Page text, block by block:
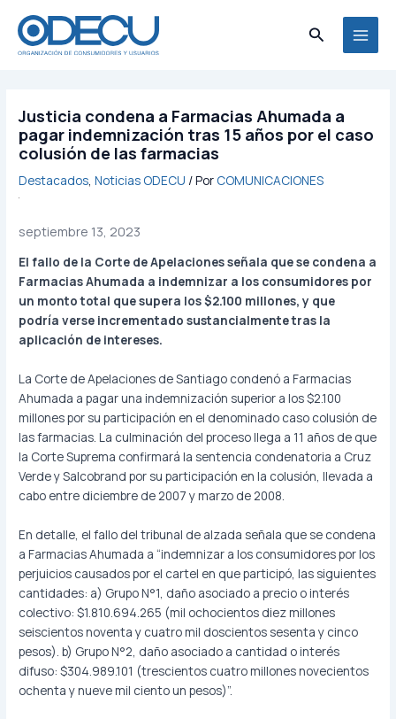
contenido
Buscar
Justicia condena a Farmacias Ahumada a
pagar indemnización tras 15 años por el caso
colusión de las farmacias
Destacados,Noticias ODECU / Por COMUNICACIONES
septiembre 13, 2023
El fallo de la Corte de Apelaciones señala que se condena a
Farmacias Ahumada a indemnizar a los consumidores por
un monto total que supera los $2.100 millones, y que
podría verse incrementado sustancialmente tras la
aplicación de intereses.
La Corte de Apelaciones de Santiago condenó a Farmacias
Ahumada a pagar una indemnización superior a los $2.100
millones por su participación en el denominado caso colusión de
las farmacias. La culminación del proceso llega a 11 años de que
la Corte Suprema confirmará la sentencia condenatoria a Cruz
Verde y Salcobrand por su participación en la colusión, llevada a
cabo entre diciembre de 2007 y marzo de 2008.
En detalle, el fallo del tribunal de alzada señala que se condena
a Farmacias Ahumada a “indemnizar a los consumidores por los
perjuicios causados por el cartel en que participó, las siguientes
cantidades: a) Grupo N°1, daño asociado a precio o interés
colectivo: $1.810.694.265 (mil ochocientos diez millones
seiscientos noventa y cuatro mil doscientos sesenta y cinco
pesos). b) Grupo N°2, daño asociado a cantidad o interés
difuso: $304.989.101 (trescientos cuatro millones novecientos
ochenta y nueve mil ciento un pesos)”.